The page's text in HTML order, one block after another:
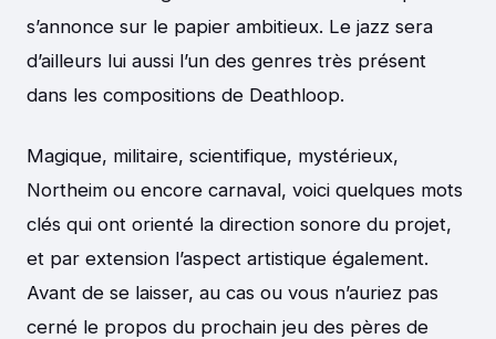
s’annonce sur le papier ambitieux. Le jazz sera
d’ailleurs lui aussi l’un des genres très présent
dans les compositions de Deathloop.
Magique, militaire, scientifique, mystérieux,
Northeim ou encore carnaval, voici quelques mots
clés qui ont orienté la direction sonore du projet,
et par extension l’aspect artistique également.
Avant de se laisser, au cas ou vous n’auriez pas
cerné le propos du prochain jeu des pères de